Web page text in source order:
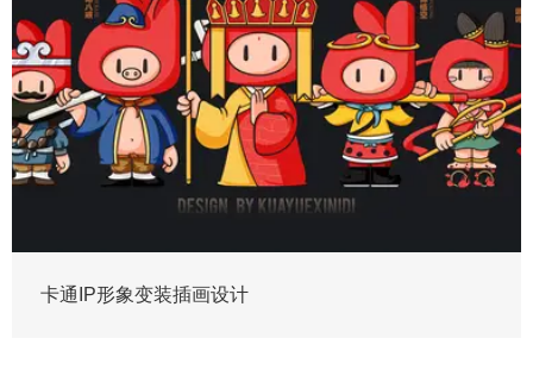
卡通IP形象变装插画设计